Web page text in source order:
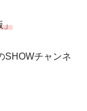
」
SHOWチャンネ